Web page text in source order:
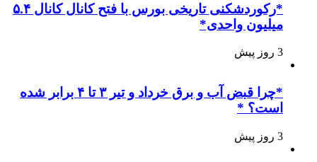
*رکوردشکنی تاریخی بورس با فتح کانال کانال ۵.۴
میلیون واحدی*
3 روز پیش
*چرا قبض آب و برق خرداد و تیر ۳ تا ۴ برابر شده
است؟ *
3 روز پیش